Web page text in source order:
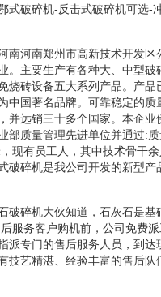
式破碎机-反击式破碎机可选-
南河南郑州市高新技术开发区
。主要生产有各种大、中型破
烧砖设备五大系列产品。产品
中国著名品牌。可靠稳定的质
并远销三十多个国家。本企业
部质量管理先进单位并通过:质
现有员工人，其中技术骨干
破碎机是我公司开发的新型产
破碎机大伙知道，石灰石是基
服务客户购机前，公司免费派
派专门的售后服务人员，到达
技艺精湛、经验丰富的售后队